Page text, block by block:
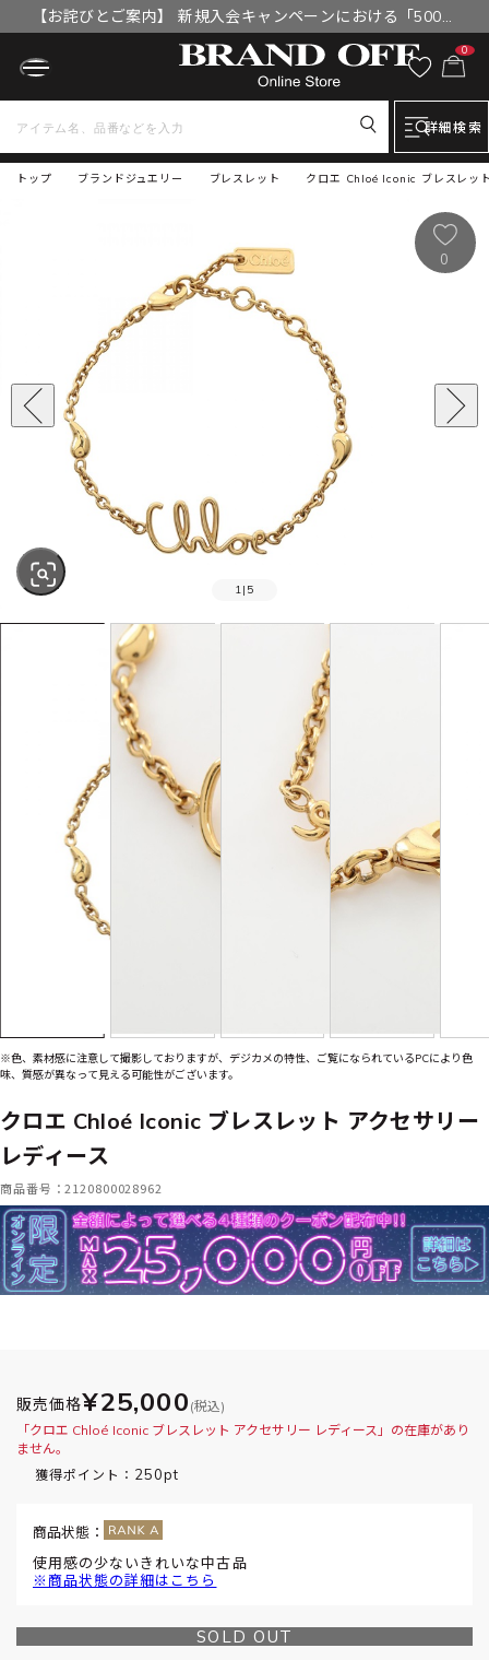
【お詫びとご案内】 新規入会キャンペーンにおける「500円
OFFクーポン」付与漏れと補填について
0
詳細検索
トップ クロエ Chloé Iconic ブレスレッ
ブランドジュエリー ブレスレット
SOLD OUT
1 | 5
0
※色、素材感に注意して撮影しておりますが、デジカメの特性、ご覧になられているPCにより色
味、質感が異なって見える可能性がございます。
クロエ Chloé Iconic ブレスレット アクセサリー
レディース
商品番号：2120800028962
販売価格¥25,000 (税込)
「クロエ Chloé Iconic ブレスレット アクセサリー レディース」の在庫があり
ません。
獲得ポイント： 250pt
商品状態：
使用感の少ないきれいな中古品
※商品状態の詳細はこちら
SOLD OUT